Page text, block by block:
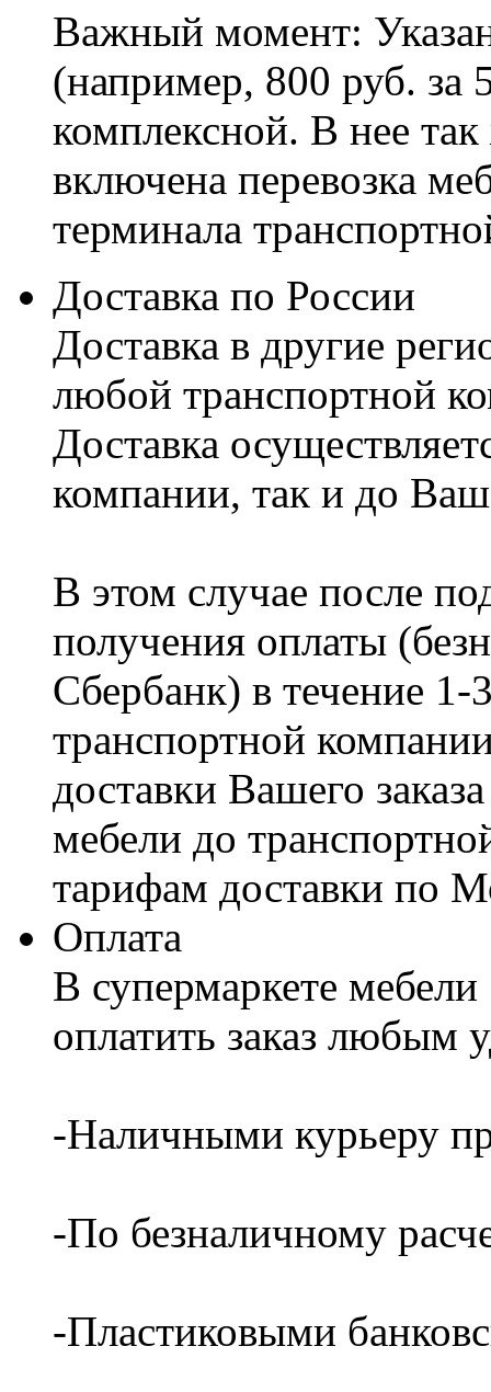
Важный момент:
(например, 800 руб. за
комплексной. В нее
включена перевозка
терминала
Доставка по России
Доставка в другие
любой транспортной
Доставка
компании, так и до
В этом случае после
получения оплаты
Сбербанк) в течение
транспортной
доставки Вашего
мебели до
тарифам доставки по
Оплата
В супермаркете
оплатить заказ любым
-Наличными курьеру
-По безналичному
-Пластиковыми